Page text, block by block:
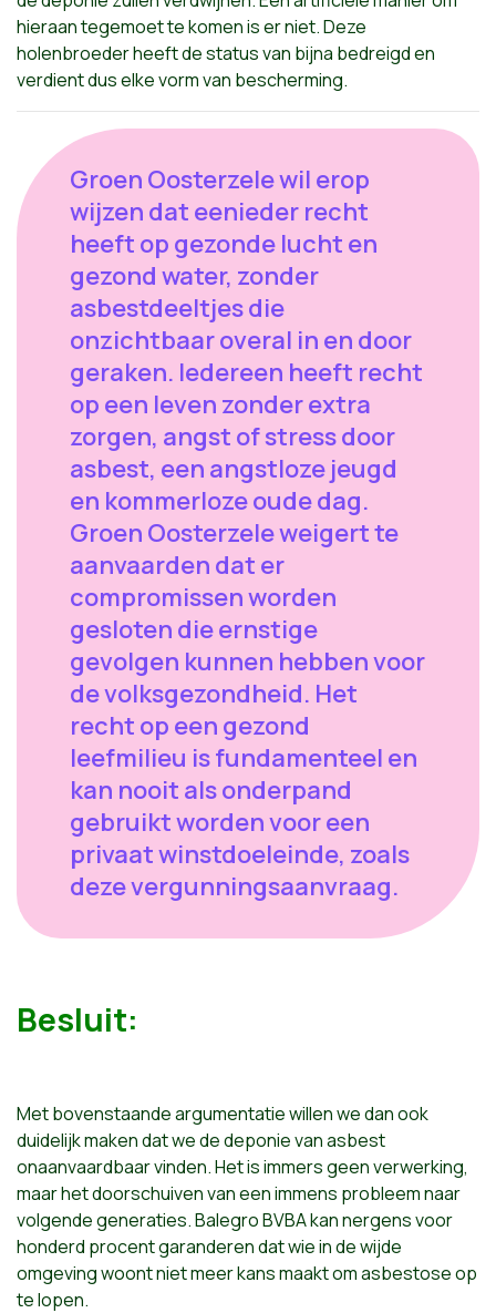
hieraan tegemoet te komen is er niet. Deze
holenbroeder heeft de status van bijna bedreigd en
verdient dus elke vorm van bescherming.
Groen Oosterzele wil erop
wijzen dat eenieder recht
heeft op gezonde lucht en
gezond water, zonder
asbestdeeltjes die
onzichtbaar overal in en door
geraken. Iedereen heeft recht
op een leven zonder extra
zorgen, angst of stress door
asbest, een angstloze jeugd
en kommerloze oude dag.
Groen Oosterzele weigert te
aanvaarden dat er
compromissen worden
gesloten die ernstige
gevolgen kunnen hebben voor
de volksgezondheid. Het
recht op een gezond
leefmilieu is fundamenteel en
kan nooit als onderpand
gebruikt worden voor een
privaat winstdoeleinde, zoals
deze vergunningsaanvraag.
Besluit:
Met bovenstaande argumentatie willen we dan ook
duidelijk maken dat we de deponie van asbest
onaanvaardbaar vinden. Het is immers geen verwerking,
maar het doorschuiven van een immens probleem naar
volgende generaties. Balegro BVBA kan nergens voor
honderd procent garanderen dat wie in de wijde
omgeving woont niet meer kans maakt om asbestose op
te lopen.